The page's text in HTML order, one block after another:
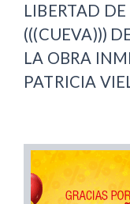
LIBERTAD
(((CUEVA)))
LA OBRA
PATRICIA